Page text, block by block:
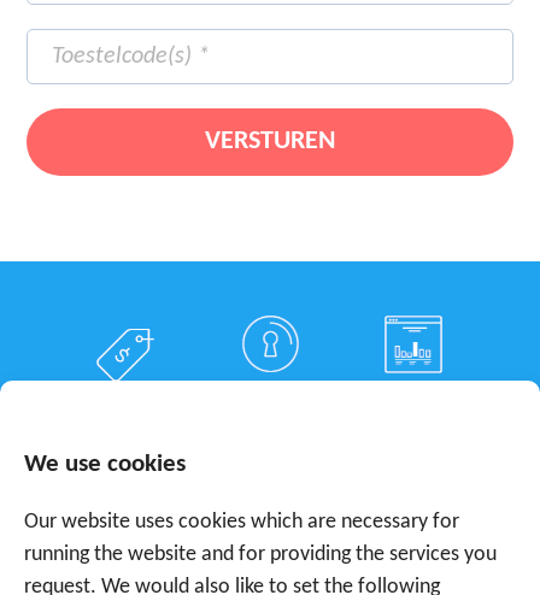
We use cookies
Our website uses cookies which are necessary for
running the website and for providing the services you
request. We would also like to set the following
Schrijf u in op onze nieuwsbrief!